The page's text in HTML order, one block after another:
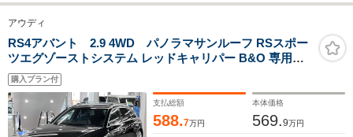
アウディ
RS4アバント 2.9 4WD パノラマサンルーフ RSスポー
ツエグゾーストシステム レッドキャリパー B&O 専用レ
ザー 前後シートヒーター HUD バーチャルコックピット
パークアシスト サラウンドビュー マトリクスLED MMIナ
ビ ETC2.0
購入プラン付
支払総額
588.7万円
本体価格
569.9万円